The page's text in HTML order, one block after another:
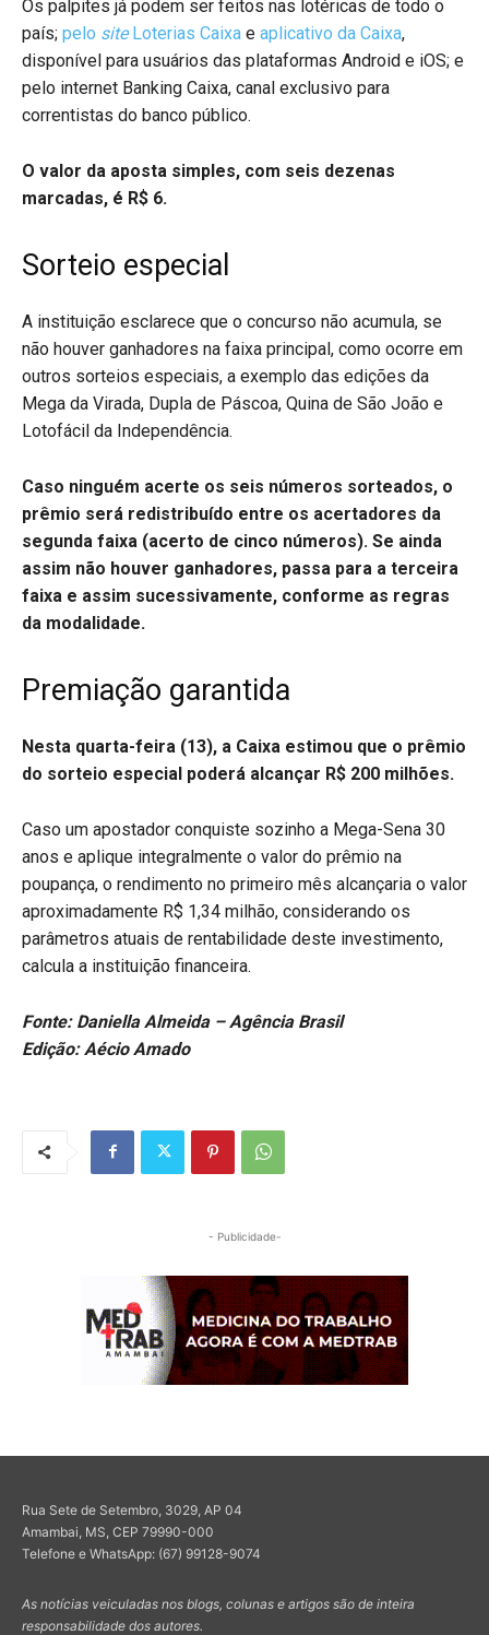
Os palpites já podem ser feitos nas lotéricas de todo o
país; pelo siteLoterias Caixa e aplicativo da Caixa,
disponível para usuários das plataformas Android e iOS; e
pelo internet Banking Caixa, canal exclusivo para
correntistas do banco público.
O valor da aposta simples, com seis dezenas
marcadas, é R$ 6.
Sorteio especial
A instituição esclarece que o concurso não acumula, se
não houver ganhadores na faixa principal, como ocorre em
outros sorteios especiais, a exemplo das edições da
Mega da Virada, Dupla de Páscoa, Quina de São João e
Lotofácil da Independência.
Caso ninguém acerte os seis números sorteados, o
prêmio será redistribuído entre os acertadores da
segunda faixa (acerto de cinco números). Se ainda
assim não houver ganhadores, passa para a terceira
faixa e assim sucessivamente, conforme as regras
da modalidade.
Premiação garantida
Nesta quarta-feira (13), a Caixa estimou que o prêmio
do sorteio especial poderá alcançar R$ 200 milhões.
Caso um apostador conquiste sozinho a Mega-Sena 30
anos e aplique integralmente o valor do prêmio na
poupança, o rendimento no primeiro mês alcançaria o valor
aproximadamente R$ 1,34 milhão, considerando os
parâmetros atuais de rentabilidade deste investimento,
calcula a instituição financeira.
Fonte: Daniella Almeida – Agência Brasil
Edição: Aécio Amado
- Publicidade-
Rua Sete de Setembro, 3029, AP 04
Amambai, MS, CEP 79990-000
Telefone e WhatsApp: (67) 99128-9074
As notícias veiculadas nos blogs, colunas e artigos são de inteira
responsabilidade dos autores.